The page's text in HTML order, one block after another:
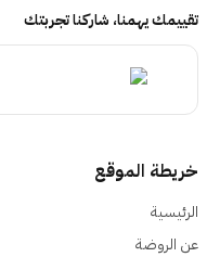
تقييمك يهمنا، شاركنا تجربتك
خريطة الموقع
الرئيسية
عن الروضة